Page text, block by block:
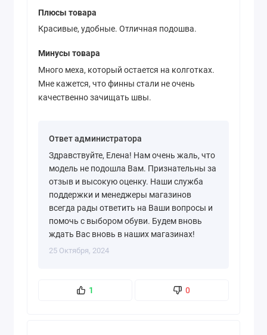
Плюсы товара
Красивые, удобные. Отличная подошва.
Минусы товара
Много меха, который остается на колготках.
Мне кажется, что финны стали не очень
качественно зачищать швы.
1 0
Ответ администратора
Здравствуйте, Елена! Нам очень жаль, что
модель не подошла Вам. Признательны за
отзыв и высокую оценку. Наши служба
поддержки и менеджеры магазинов
всегда рады ответить на Ваши вопросы и
помочь с выбором обуви. Будем вновь
ждать Вас вновь в наших магазинах!
25 Октября, 2024